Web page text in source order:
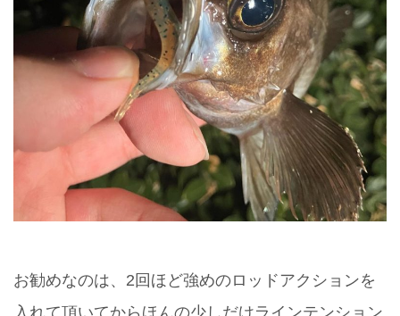
お勧めなのは、2回ほど強めのロッドアクションを
入れて頂いてからほんの少しだけラインテンション